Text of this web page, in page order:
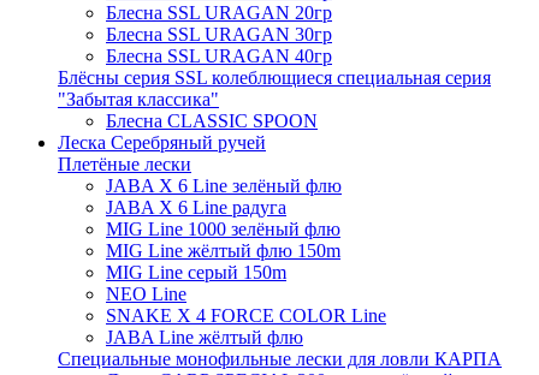
Блесна SSL URAGAN 20гр
Блесна SSL URAGAN 30гр
Блесна SSL URAGAN 40гр
Блёсны серия SSL колеблющиеся специальная серия
"Забытая классика"
Блесна CLASSIC SPOON
Леска Серебряный ручей
Плетёные лески
JABA X 6 Line зелёный флю
JABA X 6 Line радуга
MIG Line 1000 зелёный флю
MIG Line жёлтый флю 150m
MIG Line серый 150m
NEO Line
SNAKE X 4 FORCE COLOR Line
JABA Line жёлтый флю
Специальные монофильные лески для ловли КАРПА